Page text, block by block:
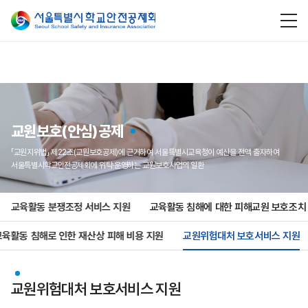
교원보호(안심)공제
「교원지위법」 제22조(교원보호공제)에 근거하여 서울특별시교육청이 예산을 전액 출자하여
서울특별시학교안전공제회에 위탁·운영하는 교원보호사업의 일환
교육활동 분쟁조정 서비스 지원 교육활동 침해에 대한 피해교원 보호조
육활동 침해로 인한 재산상 피해 비용 지원 교원위험대처 보호서비스 지원
교원위험대처 보호서비스 지원